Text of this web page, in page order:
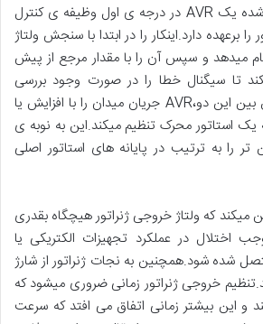
همانطور که در بالا گفته شده یک AVR در درجه ی اول وظیفه ی کنترل
برعهده دارد.اینکار را در ابتدا با سنجش ولتاژ
میدهد و سپس آن را با مقدار مرجع از پیش
تا سیگنال خطا را در صورت وجود بررسی
کند.در صورت عدم تطابق بین این دو،AVR جریان میدان را با افزایش یا
استاتور محرک تنظیم میکند.این به نوبه ی
تر را به ترتیب در پایانه های استاتور اصلی
که ولتاژ خروجی ژنراتور هیچگاه بقدری
اختلال در عملکرد تجهیزات الکتریکی یا
شده شود.همچنین به نجات ژنراتور از شارژ
خروجی ژنراتور زمانی ضروری میشود که
و این بیشتر زمانی اتفاق می افتد که سرعت